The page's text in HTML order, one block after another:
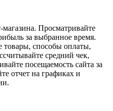
Просматривайте
за выбранное время.
товары, способы оплаты,
средний чек,
посещаемость сайта за
отчет на графиках и